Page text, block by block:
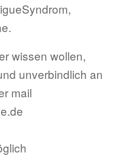
wissen wollen,
unverbindlich an
mail